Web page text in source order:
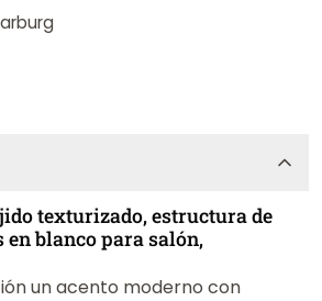
texturizado, estructura de
blanco para salón,
un acento moderno con